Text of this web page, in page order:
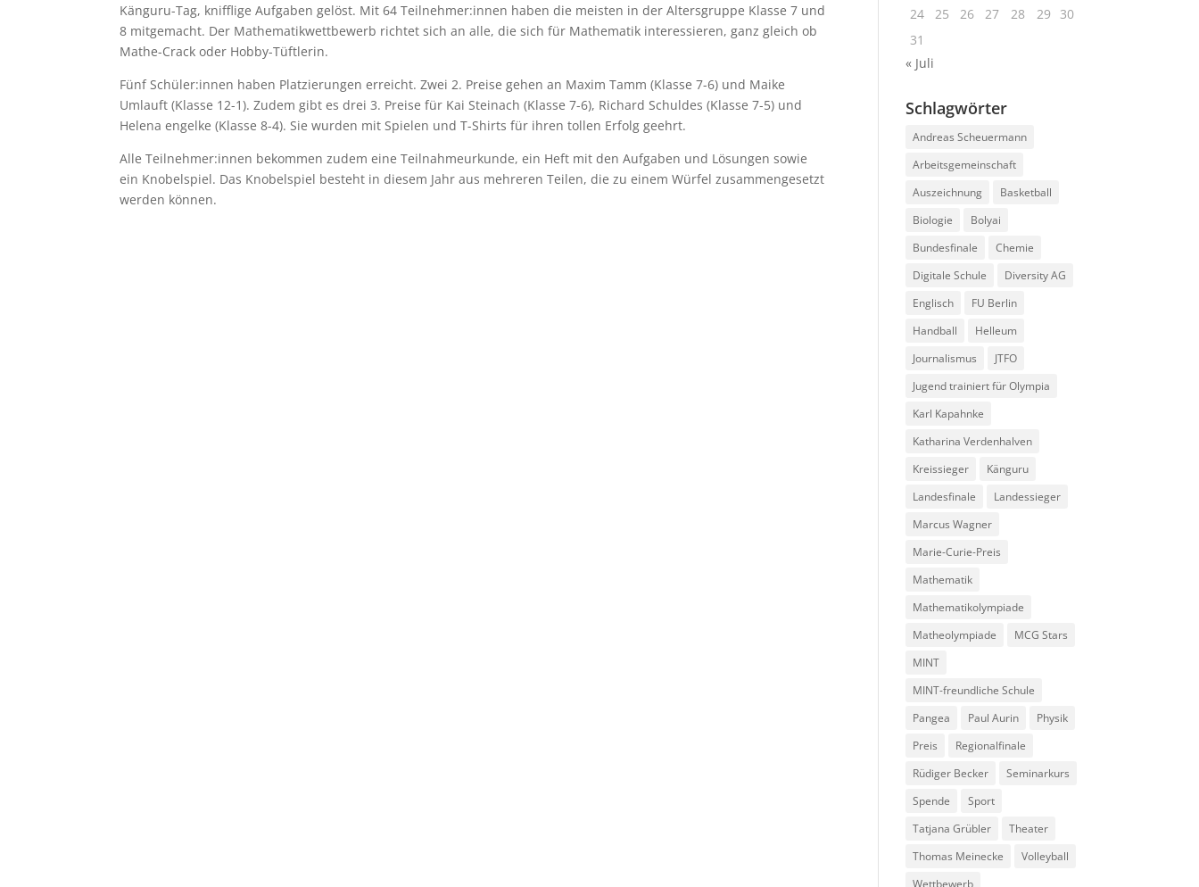
Känguru-Tag, knifflige Aufgaben gelöst. Mit 64 Teilnehmer:innen haben die meisten in der Altersgruppe Klasse 7 und
8 mitgemacht. Der Mathematikwettbewerb richtet sich an alle, die sich für Mathematik interessieren, ganz gleich ob
Mathe-Crack oder Hobby-Tüftlerin.
Fünf Schüler:innen haben Platzierungen erreicht. Zwei 2. Preise gehen an Maxim Tamm (Klasse 7-6) und Maike
Umlauft (Klasse 12-1). Zudem gibt es drei 3. Preise für Kai Steinach (Klasse 7-6), Richard Schuldes (Klasse 7-5) und
Helena engelke (Klasse 8-4). Sie wurden mit Spielen und T-Shirts für ihren tollen Erfolg geehrt.
Alle Teilnehmer:innen bekommen zudem eine Teilnahmeurkunde, ein Heft mit den Aufgaben und Lösungen sowie
ein Knobelspiel. Das Knobelspiel besteht in diesem Jahr aus mehreren Teilen, die zu einem Würfel zusammengesetzt
werden können.
24
25 26 27 28 29
30
31
« Juli
Schlagwörter
Andreas Scheuermann
Arbeitsgemeinschaft
Auszeichnung
Basketball
Biologie
Bolyai
Bundesfinale
Chemie
Digitale Schule
Diversity AG
Englisch
FU Berlin
Handball
Helleum
Journalismus
JTFO
Jugend trainiert für Olympia
Karl Kapahnke
Katharina Verdenhalven
Kreissieger
Känguru
Landesfinale
Landessieger
Marcus Wagner
Marie-Curie-Preis
Mathematik
Mathematikolympiade
Matheolympiade
MCG Stars
MINT
MINT-freundliche Schule
Pangea
Paul Aurin
Physik
Preis
Regionalfinale
Rüdiger Becker
Seminarkurs
Spende
Sport
Tatjana Grübler
Theater
Thomas Meinecke
Volleyball
Wettbewerb